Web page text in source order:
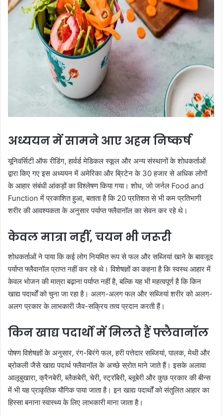
अध्ययन में सामने आए अहम निष्कर्ष
यूनिवर्सिटी ऑफ रीडिंग, हार्वर्ड मेडिकल स्कूल और अन्य संस्थानों के शोधकर्ताओं
द्वारा किए गए इस अध्ययन में अमेरिका और ब्रिटेन के 30 हजार से अधिक लोगों
के आहार संबंधी आंकड़ों का विश्लेषण किया गया। शोध, जो जर्नल Food and
Function में प्रकाशित हुआ, बताता है कि 20 प्रतिशत से भी कम प्रतिभागी
शरीर की आवश्यकता के अनुसार पर्याप्त फ्लैवानॉल का सेवन कर रहे थे।
केवल मात्रा नहीं, चयन भी जरूरी
शोधकर्ताओं ने पाया कि कई लोग नियमित रूप से फल और सब्जियां खाने के बावजूद
पर्याप्त फ्लैवानॉल प्राप्त नहीं कर रहे थे। विशेषज्ञों का कहना है कि स्वस्थ आहार में
केवल भोजन की मात्रा बढ़ाना पर्याप्त नहीं है, बल्कि यह भी महत्वपूर्ण है कि किन
खाद्य पदार्थों को चुना जा रहा है। अलग-अलग फल और सब्जियां शरीर को अलग-
अलग प्रकार के लाभकारी जैव-सक्रिय तत्व प्रदान करती हैं।
किन खाद्य पदार्थों में मिलते हैं फ्लैवानॉल
पोषण विशेषज्ञों के अनुसार, रंग-बिरंगे फल, हरी पत्तेदार सब्जियां, पालक, मेथी और
ब्रोकली जैसे खाद्य पदार्थ फ्लैवानॉल के अच्छे स्रोत माने जाते हैं। इसके अलावा
आलूबुखारा, क्रैनबेरी, ब्लैकबेरी, चेरी, स्ट्रॉबेरी, ब्लूबेरी और कुछ प्रकार की बीन्स
में भी यह प्राकृतिक यौगिक पाया जाता है। इन खाद्य पदार्थों को संतुलित आहार का
हिस्सा बनाना स्वास्थ्य के लिए लाभकारी माना जाता है।